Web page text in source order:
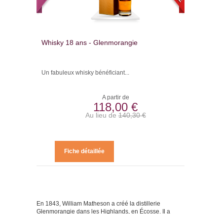
Whisky 18 ans - Glenmorangie
Un fabuleux whisky bénéficiant...
A partir de
118,00 €
Au lieu de140,30 €
Fiche détaillée
En 1843, William Matheson a créé la distillerie
Glenmorangie dans les Highlands, en Écosse. Il a